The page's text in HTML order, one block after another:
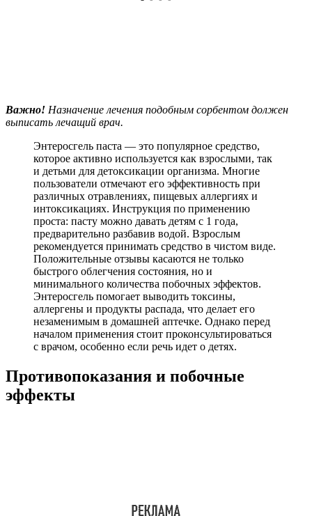
Важно! Назначение лечения подобным сорбентом должен
выписать лечащий врач.
Энтеросгель паста — это популярное средство,
которое активно используется как взрослыми, так
и детьми для детоксикации организма. Многие
пользователи отмечают его эффективность при
различных отравлениях, пищевых аллергиях и
интоксикациях. Инструкция по применению
проста: пасту можно давать детям с 1 года,
предварительно разбавив водой. Взрослым
рекомендуется принимать средство в чистом виде.
Положительные отзывы касаются не только
быстрого облегчения состояния, но и
минимального количества побочных эффектов.
Энтеросгель помогает выводить токсины,
аллергены и продукты распада, что делает его
незаменимым в домашней аптечке. Однако перед
началом применения стоит проконсультироваться
с врачом, особенно если речь идет о детях.
Противопоказания и побочные
эффекты